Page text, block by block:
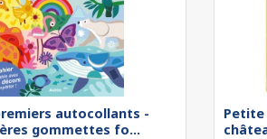
autocollants -
gommettes fo...
Petite